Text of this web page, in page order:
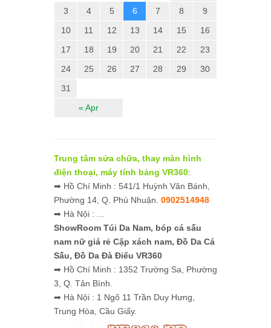
« Apr
3
4 5 6 7 8
9
10
11 12 13 14 15
16
17
18 19 20 21 22
23
24
25 26 27 28 29
30
31
Trung tâm sửa chữa, thay màn hình
điện thoại, máy tính bảng VR360:
➡ Hồ Chí Minh : 541/1 Huỳnh Văn Bánh,
Phường 14, Q. Phú Nhuận. 0902514948
➡ Hà Nội : ...
ShowRoom Túi Da Nam, bóp cá sấu
nam nữ giá rẻ Cặp xách nam, Đồ Da Cá
Sấu, Đồ Da Đà Điểu VR360
➡ Hồ Chí Minh : 1352 Trường Sa, Phường
3, Q. Tân Bình.
➡ Hà Nội : 1 Ngõ 11 Trần Duy Hưng,
Trung Hòa, Cầu Giấy.